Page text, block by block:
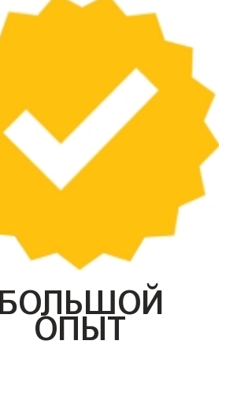
БОЛЬШОЙ
ОПЫТ